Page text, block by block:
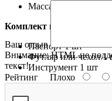
Масса, не более
Комплект поставки:
Паспорт 1 шт
Футляр или чехол 1
Инструмент 1 шт
Описание:
Ваш отзыв
Внимание:HTML не
текст!
Рейтинг Плохо